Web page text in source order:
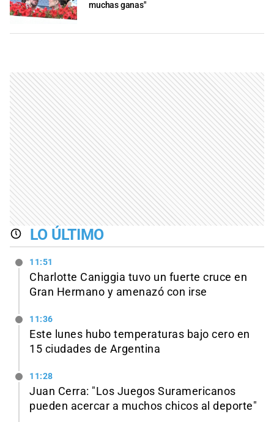
muchas ganas"
LO ÚLTIMO
11:51
Charlotte Caniggia tuvo un fuerte cruce en
Gran Hermano y amenazó con irse
11:36
Este lunes hubo temperaturas bajo cero en
15 ciudades de Argentina
11:28
Juan Cerra: "Los Juegos Suramericanos
pueden acercar a muchos chicos al deporte"